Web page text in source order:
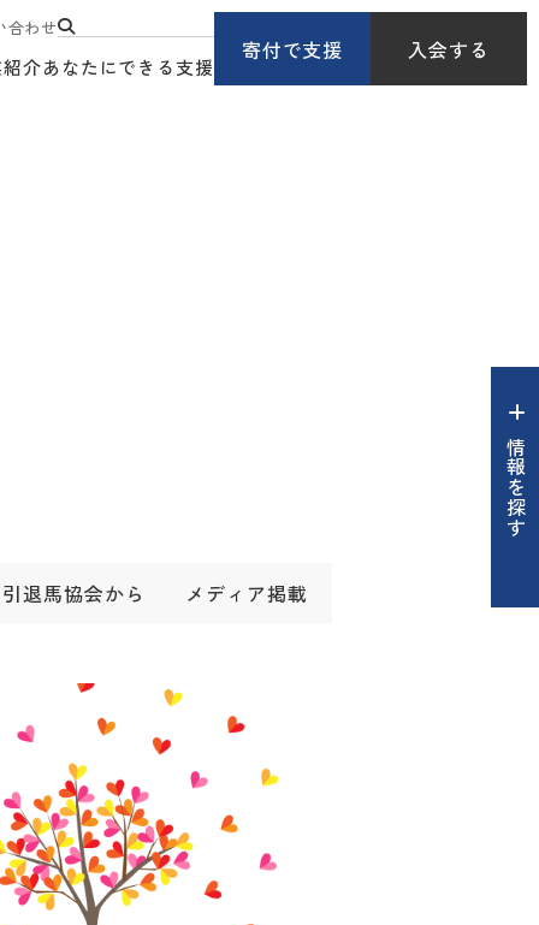
合わせ
介あなたにできる支援
寄付で支援 入会する
情報を探す
引退馬協会から メディア掲載